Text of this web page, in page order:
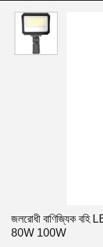
জলরোধী বাণিজ্যিক
80W 100W